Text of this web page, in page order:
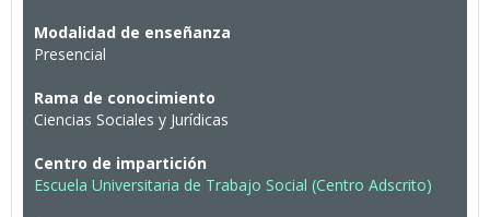
Modalidad de enseñanza
Presencial
Rama de conocimiento
Ciencias Sociales y Jurídicas
Centro de impartición
Escuela Universitaria de Trabajo Social (Centro Adscrito)